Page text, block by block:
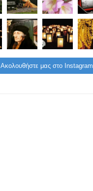
Ακολουθήστε μας στο Instagram